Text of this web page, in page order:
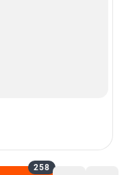
258